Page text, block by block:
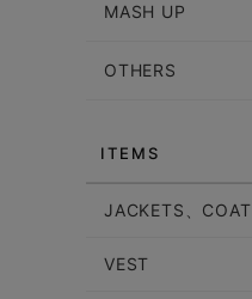
MASH UP
OTHERS
ITEMS
JACKETS、COAT
VEST